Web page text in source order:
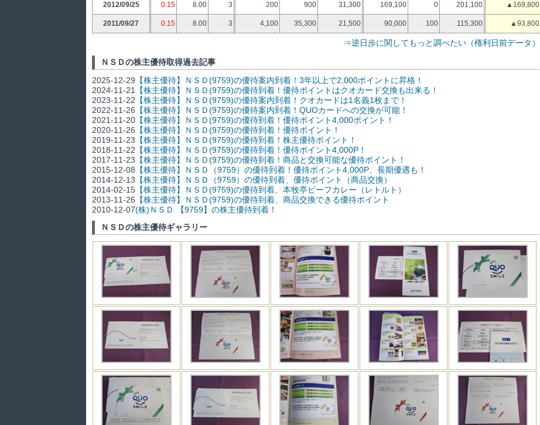
2012/09/25 0.15 8.00 3 200 900 31,300 169,100 0 201,100 ▲169,800
2011/09/27 0.15 8.00 3 4,100 35,300 21,500 90,000 100 115,300 ▲93,800
⇒逆日歩に関してもっと調べたい（権利日前データ）
ＮＳＤの株主優待取得過去記事
2025-12-29 【株主優待】ＮＳＤ(9759)の優待案内到着！3年以上で2,000ポイントに昇格！
2024-11-21
【株主優待】ＮＳＤ(9759)の優待到着！優待ポイントはクオカード交換も出来る！
2023-11-22 【株主優待】ＮＳＤ(9759)の優待案内到着！クオカードは1名義1枚まで！
2022-11-26 【株主優待】ＮＳＤ(9759)の優待案内到着！QUOカードへの交換が可能！
2021-11-20 【株主優待】ＮＳＤ(9759)の優待到着！優待ポイント4,000ポイント！
2020-11-26 【株主優待】ＮＳＤ(9759)の優待到着！優待ポイント！
2019-11-23 【株主優待】ＮＳＤ(9759)の優待到着！株主優待ポイント！
2018-11-22 【株主優待】ＮＳＤ(9759)の優待到着！優待ポイント4,000P！
2017-11-23 【株主優待】ＮＳＤ(9759)の優待到着！商品と交換可能な優待ポイント！
2015-12-08 【株主優待】ＮＳＤ（9759）の優待到着！優待ポイント4,000P、長期優遇も！
2014-12-13 【株主優待】ＮＳＤ（9759）の優待到着、優待ポイント（商品交換）
2014-02-15 【株主優待】ＮＳＤ(9759)の優待到着、本牧亭ビーフカレー（レトルト）
2013-11-26 【株主優待】ＮＳＤ(9759)の優待到着、商品交換できる優待ポイント
2010-12-07(株)ＮＳＤ 【9759】の株主優待到着！
ＮＳＤの株主優待ギャラリー